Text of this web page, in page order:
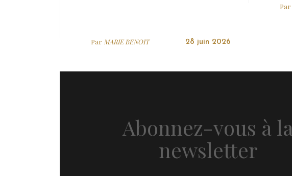
Par MARIE BENOIT 28 juin 2026
Par
Abonnez-vous à la
newsletter